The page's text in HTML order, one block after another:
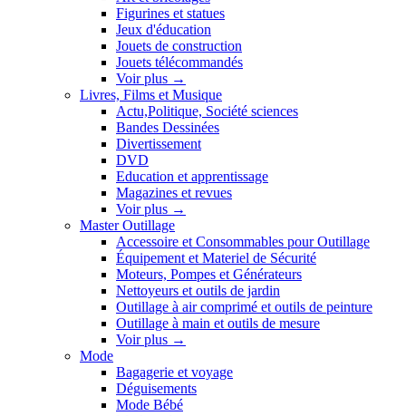
Figurines et statues
Jeux d'éducation
Jouets de construction
Jouets télécommandés
Voir plus →
Livres, Films et Musique
Actu,Politique, Société sciences
Bandes Dessinées
Divertissement
DVD
Education et apprentissage
Magazines et revues
Voir plus →
Master Outillage
Accessoire et Consommables pour Outillage
Équipement et Materiel de Sécurité
Moteurs, Pompes et Générateurs
Nettoyeurs et outils de jardin
Outillage à air comprimé et outils de peinture
Outillage à main et outils de mesure
Voir plus →
Mode
Bagagerie et voyage
Déguisements
Mode Bébé